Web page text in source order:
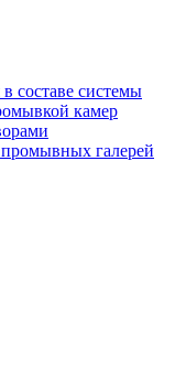
составе системы
камер
галерей